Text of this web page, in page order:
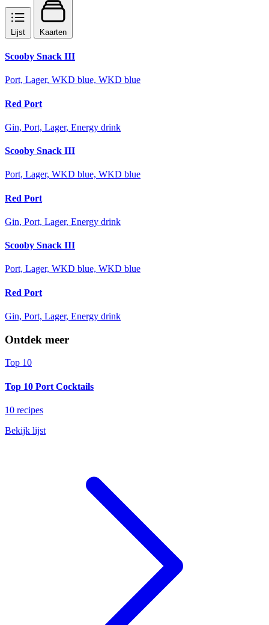
Lijst Kaarten
Scooby Snack III
Port, Lager, WKD blue, WKD blue
Red Port
Gin, Port, Lager, Energy drink
Scooby Snack III
Port, Lager, WKD blue, WKD blue
Red Port
Gin, Port, Lager, Energy drink
Scooby Snack III
Port, Lager, WKD blue, WKD blue
Red Port
Gin, Port, Lager, Energy drink
Ontdek meer
Top 10
Top 10 Port Cocktails
10 recipes
Bekijk lijst